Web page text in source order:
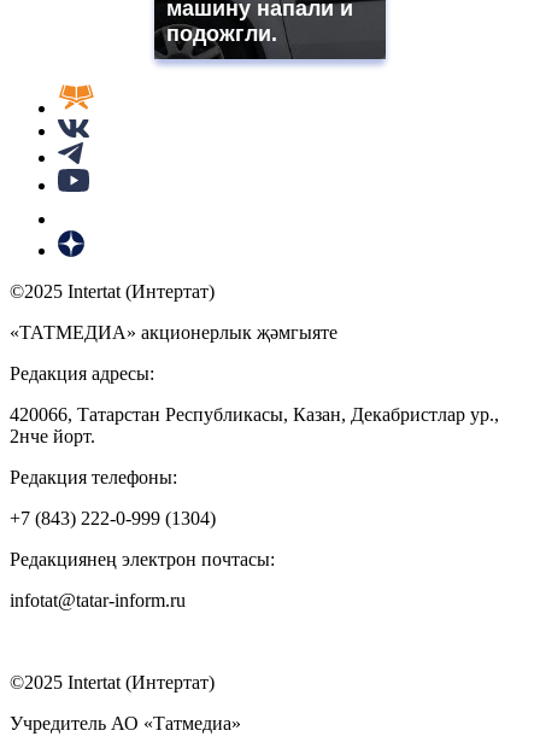
машину напали и
подожгли.
©2025 Intertat (Интертат)
«ТАТМЕДИА» акционерлык җәмгыяте
Редакция адресы:
420066, Татарстан Республикасы, Казан, Декабристлар ур.,
2нче йорт.
Редакция телефоны:
+7 (843) 222-0-999 (1304)
Редакциянең электрон почтасы:
infotat@tatar-inform.ru
©2025 Intertat (Интертат)
Учредитель АО «Татмедиа»